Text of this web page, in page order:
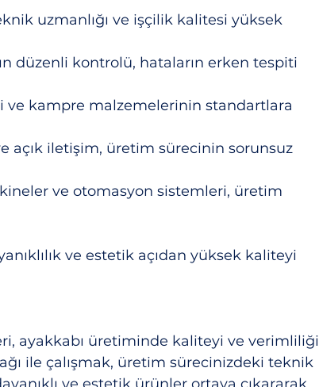
uzmanlığı ve işçilik kalitesi yüksek
düzenli kontrolü, hataların erken tespiti
ve kampre malzemelerinin standartlara
açık iletişim, üretim sürecinin sorunsuz
ve otomasyon sistemleri, üretim
ve estetik açıdan yüksek kaliteyi
ayakkabı üretiminde kaliteyi ve verimliliği
ile çalışmak, üretim sürecinizdeki teknik